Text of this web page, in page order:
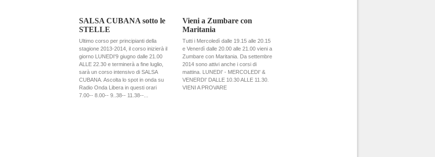
SALSA CUBANA sotto le
STELLE
Ultimo corso per principianti della
stagione 2013-2014, il corso inizierà il
giorno LUNEDI'9 giugno dalle 21.00
ALLE 22.30 e terminerà a fine luglio,
sarà un corso intensivo di SALSA
CUBANA. Ascolta lo spot in onda su
Radio Onda Libera in questi orari
7.00-- 8.00-- 9..38-- 11.38--...
Vieni a Zumbare con
Maritania
Tutti i Mercoledì dalle 19.15 alle 20.15
e Venerdì dalle 20.00 alle 21.00 vieni a
Zumbare con Maritania. Da settembre
2014 sono attivi anche i corsi di
mattina. LUNEDI' - MERCOLEDI' &
VENERDI' DALLE 10.30 ALLE 11.30.
VIENI A PROVARE